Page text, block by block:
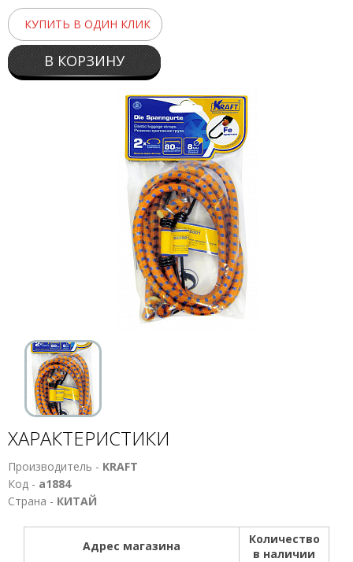
КУПИТЬ В ОДИН КЛИК
В КОРЗИНУ
ХАРАКТЕРИСТИКИ
Производитель - KRAFT
Код - а1884
Страна - КИТАЙ
Адрес магазина
Количество
в наличии